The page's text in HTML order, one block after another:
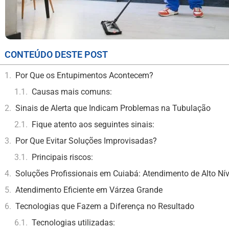
CONTEÚDO DESTE POST
Por Que os Entupimentos Acontecem?
Causas mais comuns:
Sinais de Alerta que Indicam Problemas na Tubulação
Fique atento aos seguintes sinais:
Por Que Evitar Soluções Improvisadas?
Principais riscos:
Soluções Profissionais em Cuiabá: Atendimento de Alto
Atendimento Eficiente em Várzea Grande
Tecnologias que Fazem a Diferença no Resultado
Tecnologias utilizadas: